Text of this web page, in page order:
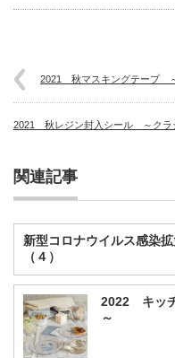
2021 秋マスキングテープ
2021 秋レジン封入シール ～クラ
関連記事
新型コロナウイルス感染
（４）
2022 キッ
～